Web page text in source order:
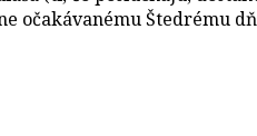
očakávanému Štedrému